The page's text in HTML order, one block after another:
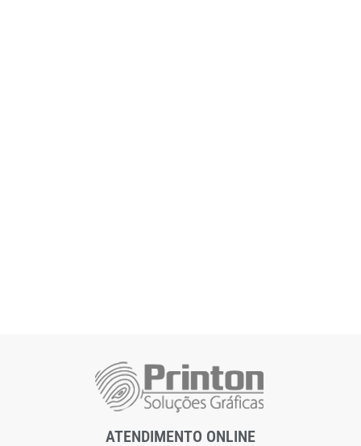
ATENDIMENTO ONLINE